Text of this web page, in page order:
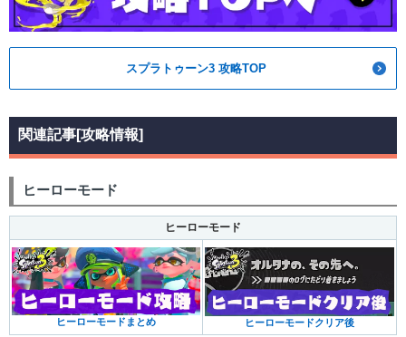
スプラトゥーン3 攻略TOP
関連記事[攻略情報]
ヒーローモード
ヒーローモード
ヒーローモードまとめ ヒーローモードクリア後